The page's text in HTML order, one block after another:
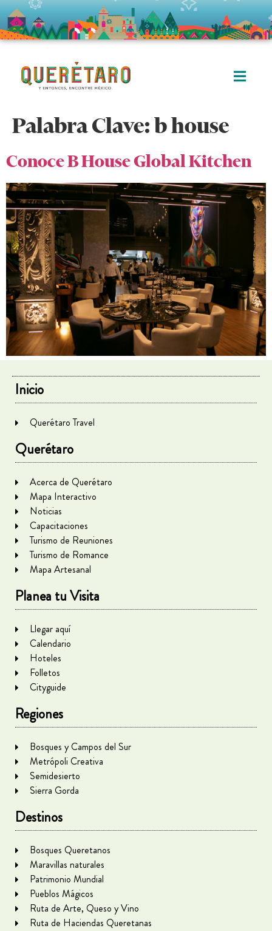
Palabra Clave:b house
Conoce B House Global Kitchen
Inicio
Querétaro Travel
Querétaro
Acerca de Querétaro
Mapa Interactivo
Noticias
Capacitaciones
Turismo de Reuniones
Turismo de Romance
Mapa Artesanal
Planea tu Visita
Llegar aquí
Calendario
Hoteles
Folletos
Cityguide
Regiones
Bosques y Campos del Sur
Metrópoli Creativa
Semidesierto
Sierra Gorda
Destinos
Bosques Queretanos
Maravillas naturales
Patrimonio Mundial
Pueblos Mágicos
Ruta de Arte, Queso y Vino
Ruta de Haciendas Queretanas